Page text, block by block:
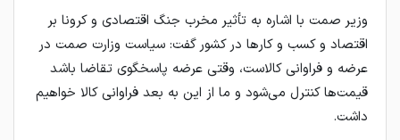
وزیر صمت با اشاره به تأثیر مخرب جنگ اقتصادی و کرونا بر
اقتصاد و کسب و کار‌ها در کشور گفت: سیاست وزارت صمت در
عرضه و فراوانی کالاست، وقتی عرضه پاسخگوی تقاضا باشد
قیمت‌ها کنترل می‌شود و ما از این به بعد فراوانی کالا خواهیم
داشت.